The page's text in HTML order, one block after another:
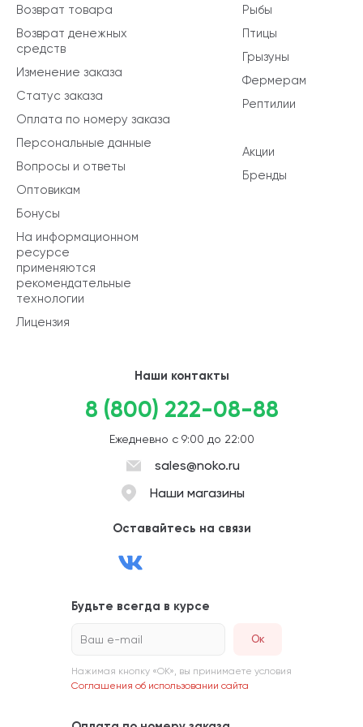
Рыбы
Птицы
Грызуны
Фермерам
Рептилии
Акции
Бренды
Возврат товара
Возврат денежных
средств
Изменение заказа
Статус заказа
Оплата по номеру заказа
Персональные данные
Вопросы и ответы
Оптовикам
Бонусы
На информационном
ресурсе
применяются
рекомендательные
технологии
Лицензия
Наши контакты
8 (800) 222-08-88
Ежедневно с 9:00 до 22:00
sales@noko.ru
Наши магазины
Оставайтесь на связи
Будьте всегда в курсе
Ваш e-mail
Нажимая кнопку «ОК», вы принимаете условия
Соглашения об использовании сайта